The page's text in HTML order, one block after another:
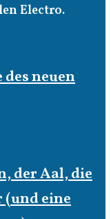
Electro.
neuen
der Aal, die
(und eine